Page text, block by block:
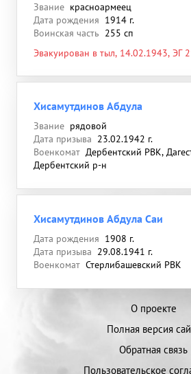
Звание красноармеец
Дата рождения 1914 г.
Воинская часть 255 сп
Эвакуирован в тыл, 14.02.1943, ЭГ
Хисамутдинов Абдула
Звание рядовой
Дата призыва 23.02.1942 г.
Военкомат Дербентский РВК,
Дербентский р-н
Хисамутдинов Абдула Саи
Дата рождения 1908 г.
Дата призыва 29.08.1941 г.
Военкомат Стерлибашевский РВК
О проекте
Полная версия
Обратная связь
Пользовательское